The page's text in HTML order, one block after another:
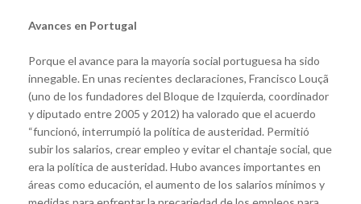
Avances en Portugal
Porque el avance para la mayoría social portuguesa ha sido
innegable. En unas recientes declaraciones, Francisco Louçã
(uno de los fundadores del Bloque de Izquierda, coordinador
y diputado entre 2005 y 2012) ha valorado que el acuerdo
“funcionó, interrumpió la política de austeridad. Permitió
subir los salarios, crear empleo y evitar el chantaje social, que
era la política de austeridad. Hubo avances importantes en
áreas como educación, el aumento de los salarios mínimos y